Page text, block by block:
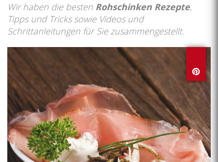
Wir haben die besten Rohschinken Rezepte,
Tipps und Tricks sowie Videos und
Schrittanleitungen für Sie zusammengestellt.